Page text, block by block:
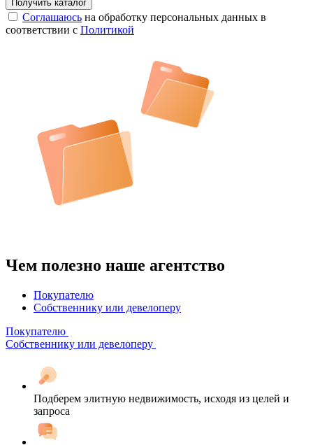
Соглашаюсь на обработку персональных данных в
соответствии с Политикой
Чем полезно наше агентство
Покупателю
Собственнику или девелоперу
Покупателю
Собственнику или девелоперу
Подберем элитную недвижимость, исходя из целей и
запроса